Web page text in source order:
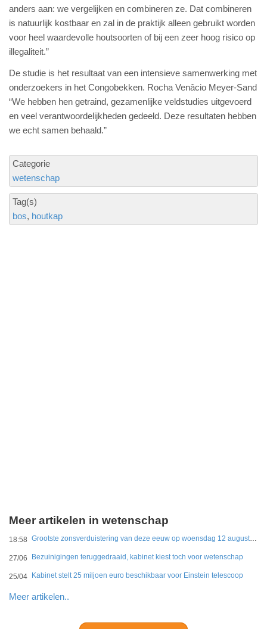
anders aan: we vergelijken en combineren ze. Dat combineren
is natuurlijk kostbaar en zal in de praktijk alleen gebruikt worden
voor heel waardevolle houtsoorten of bij een zeer hoog risico op
illegaliteit.”
De studie is het resultaat van een intensieve samenwerking met
onderzoekers in het Congobekken. Rocha Venâcio Meyer-Sand
“We hebben hen getraind, gezamenlijke veldstudies uitgevoerd
en veel verantwoordelijkheden gedeeld. Deze resultaten hebben
we echt samen behaald.”
Categorie
wetenschap
Tag(s)
bos houtkap
Meer artikelen in wetenschap
18:58 Grootste zonsverduistering van deze eeuw op woensdag 12 augustus te zien
27/06 Bezuinigingen teruggedraaid, kabinet kiest toch voor wetenschap
25/04 Kabinet stelt 25 miljoen euro beschikbaar voor Einstein telescoop
Meer artikelen..